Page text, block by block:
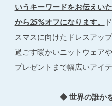
いうキーワードをお伝えい
から25%オフになります。
スマスに向けたドレスアッ
過ごす暖かいニットウェア
プレゼントまで幅広いアイ
◆ 世界の誰か